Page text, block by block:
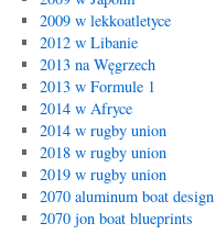
2009 w lekkoatletyce
2012 w Libanie
2013 na Węgrzech
2013 w Formule 1
2014 w Afryce
2014 w rugby union
2018 w rugby union
2019 w rugby union
2070 aluminum boat design
2070 jon boat blueprints